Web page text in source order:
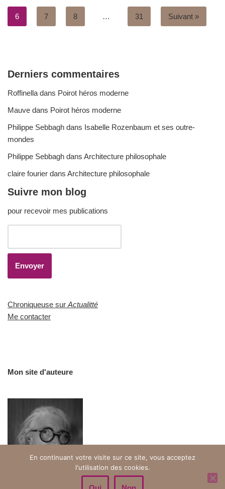
6 7 8 … 31 Suivant »
Derniers commentaires
Roffinella dans Poirot héros moderne
Mauve dans Poirot héros moderne
Philippe Sebbagh dans Isabelle Rozenbaum et ses outre-
mondes
Philippe Sebbagh dans Architecture philosophale
claire fourier dans Architecture philosophale
Suivre mon blog
pour recevoir mes publications
Chroniqueuse sur Actualitté
Me contacter
Mon site d'auteure
En continuant votre visite sur ce site, vous acceptez
l'utilisation des cookies.